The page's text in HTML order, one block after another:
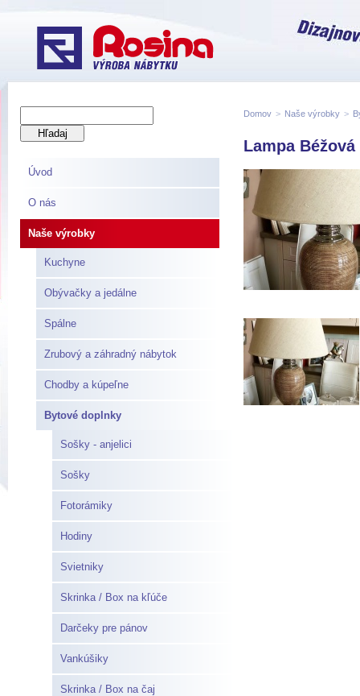
Úvod
O nás
Naše výrobky
Kuchyne
Obývačky a jedálne
Spálne
Zrubový a záhradný nábytok
Chodby a kúpeľne
Bytové doplnky
Sošky - anjelici
Sošky
Fotorámiky
Hodiny
Svietniky
Skrinka / Box na kľúče
Darčeky pre pánov
Vankúšiky
Skrinka / Box na čaj
Domov > Naše výrobky >
Lampa Béžová